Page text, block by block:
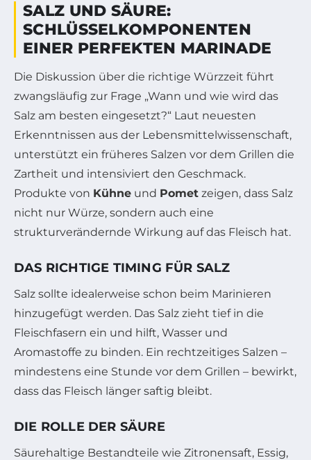
SALZ UND SÄURE:
SCHLÜSSELKOMPONENTEN
EINER PERFEKTEN MARINADE
Die Diskussion über die richtige Würzzeit führt
zwangsläufig zur Frage „Wann und wie wird das
Salz am besten eingesetzt?“ Laut neuesten
Erkenntnissen aus der Lebensmittelwissenschaft,
unterstützt ein früheres Salzen vor dem Grillen die
Zartheit und intensiviert den Geschmack.
Produkte von Kühne und Pomet zeigen, dass Salz
nicht nur Würze, sondern auch eine
strukturverändernde Wirkung auf das Fleisch hat.
DAS RICHTIGE TIMING FÜR SALZ
Salz sollte idealerweise schon beim Marinieren
hinzugefügt werden. Das Salz zieht tief in die
Fleischfasern ein und hilft, Wasser und
Aromastoffe zu binden. Ein rechtzeitiges Salzen –
mindestens eine Stunde vor dem Grillen – bewirkt,
dass das Fleisch länger saftig bleibt.
DIE ROLLE DER SÄURE
Säurehaltige Bestandteile wie Zitronensaft, Essig,